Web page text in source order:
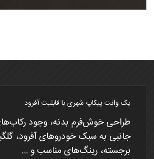
یک وانت پیکاپ شهری با قابلیت آفرود
طراحی خوش‌فرم بدنه، وجود
جانبی به سبک خودروهای آفرود،
برجسته، رینگ‌های مناسب و …